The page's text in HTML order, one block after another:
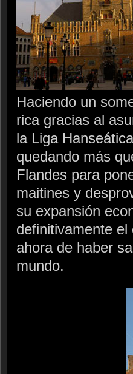
Haciendo un
rica gracias al
la Liga
quedando más
Flandes para
maitines y
su expansión
definitivamente
ahora de haber
mundo.